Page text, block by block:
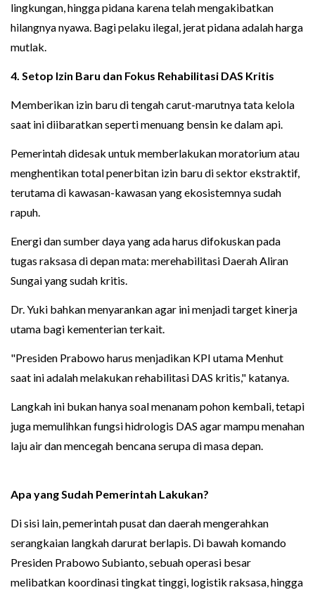
lingkungan, hingga pidana karena telah mengakibatkan
hilangnya nyawa. Bagi pelaku ilegal, jerat pidana adalah harga
mutlak.
4. Setop Izin Baru dan Fokus Rehabilitasi DAS Kritis
Memberikan izin baru di tengah carut-marutnya tata kelola
saat ini diibaratkan seperti menuang bensin ke dalam api.
Pemerintah didesak untuk memberlakukan moratorium atau
menghentikan total penerbitan izin baru di sektor ekstraktif,
terutama di kawasan-kawasan yang ekosistemnya sudah
rapuh.
Energi dan sumber daya yang ada harus difokuskan pada
tugas raksasa di depan mata: merehabilitasi Daerah Aliran
Sungai yang sudah kritis.
Dr. Yuki bahkan menyarankan agar ini menjadi target kinerja
utama bagi kementerian terkait.
"Presiden Prabowo harus menjadikan KPI utama Menhut
saat ini adalah melakukan rehabilitasi DAS kritis," katanya.
Langkah ini bukan hanya soal menanam pohon kembali, tetapi
juga memulihkan fungsi hidrologis DAS agar mampu menahan
laju air dan mencegah bencana serupa di masa depan.
Apa yang Sudah Pemerintah Lakukan?
Di sisi lain, pemerintah pusat dan daerah mengerahkan
serangkaian langkah darurat berlapis. Di bawah komando
Presiden Prabowo Subianto, sebuah operasi besar
melibatkan koordinasi tingkat tinggi, logistik raksasa, hingga